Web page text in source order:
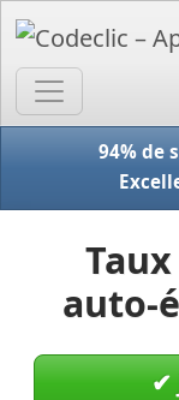
94% de
auto-
✔︎